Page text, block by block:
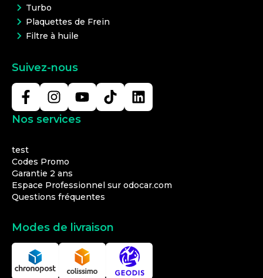
Turbo
Plaquettes de Frein
Filtre à huile
Suivez-nous
Nos services
test
Codes Promo
Garantie 2 ans
Espace Professionnel sur odocar.com
Questions fréquentes
Modes de livraison